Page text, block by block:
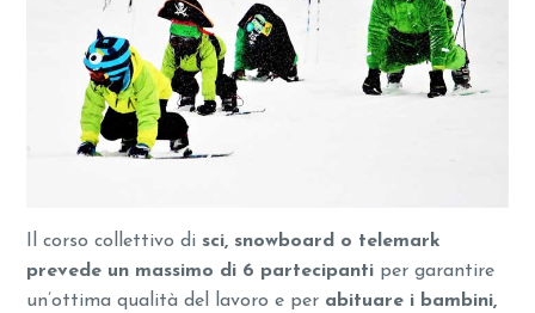
Il corso collettivo di sci, snowboard o telemark
prevede un massimo di 6 partecipanti per garantire
un’ottima qualità del lavoro e per abituare i bambini,